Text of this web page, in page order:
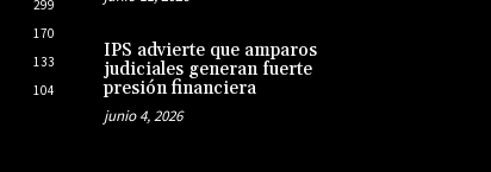
299
170
133
104
IPS advierte que amparos
judiciales generan fuerte
presión financiera
junio 4, 2026